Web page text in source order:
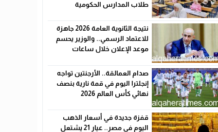
طلاب المدارس الحكومية
نتيجة الثانوية العامة 2026 جاهزة
للاعتماد الرسمي.. والوزير يحسم
موعد الإعلان خلال ساعات
صدام العمالقة.. الأرجنتين تواجه
إنجلترا اليوم في قمة نارية بنصف
نهائي كأس العالم 2026
قفزة جديدة في أسعار الذهب
اليوم في مصر.. عيار 21 يشتعل